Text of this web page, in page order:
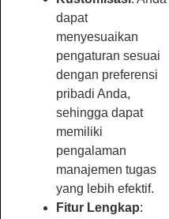
dapat
menyesuaikan
pengaturan sesuai
dengan preferensi
pribadi Anda,
sehingga dapat
memiliki
pengalaman
manajemen tugas
yang lebih efektif.
Fitur Lengkap: